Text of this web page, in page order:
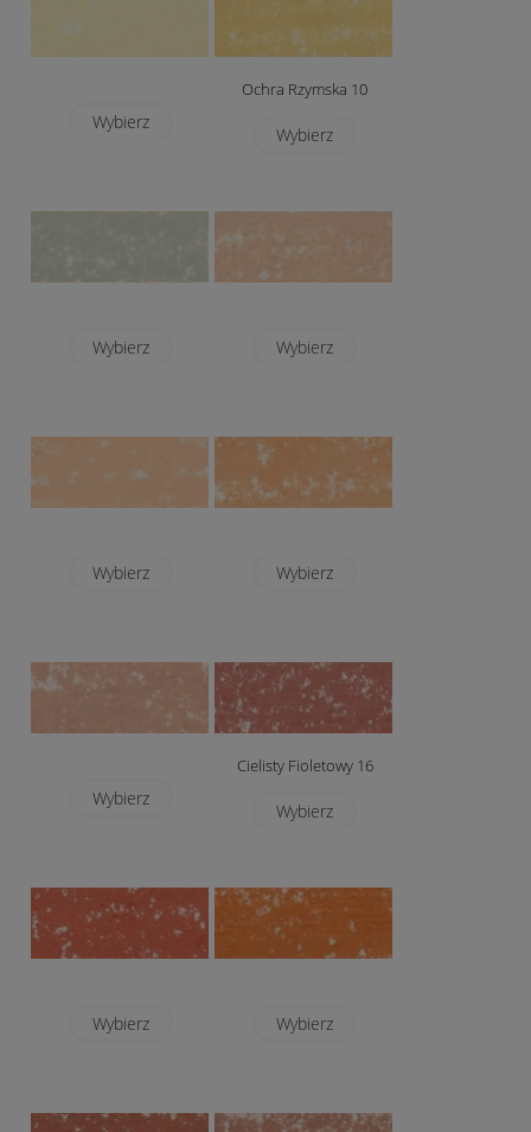
Wybierz
Ochra Rzymska 10
Wybierz
Wybierz Wybierz
Wybierz Wybierz
Wybierz
Cielisty Fioletowy 16
Wybierz
Wybierz Wybierz